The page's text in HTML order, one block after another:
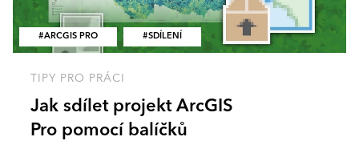
ARCGIS PRO SDÍLENÍ
TIPY PRO PRÁCI
Jak sdílet projekt ArcGIS
Pro pomocí balíčků